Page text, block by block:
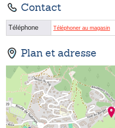
Contact
Téléphone Téléphoner au magasin
Plan et adresse